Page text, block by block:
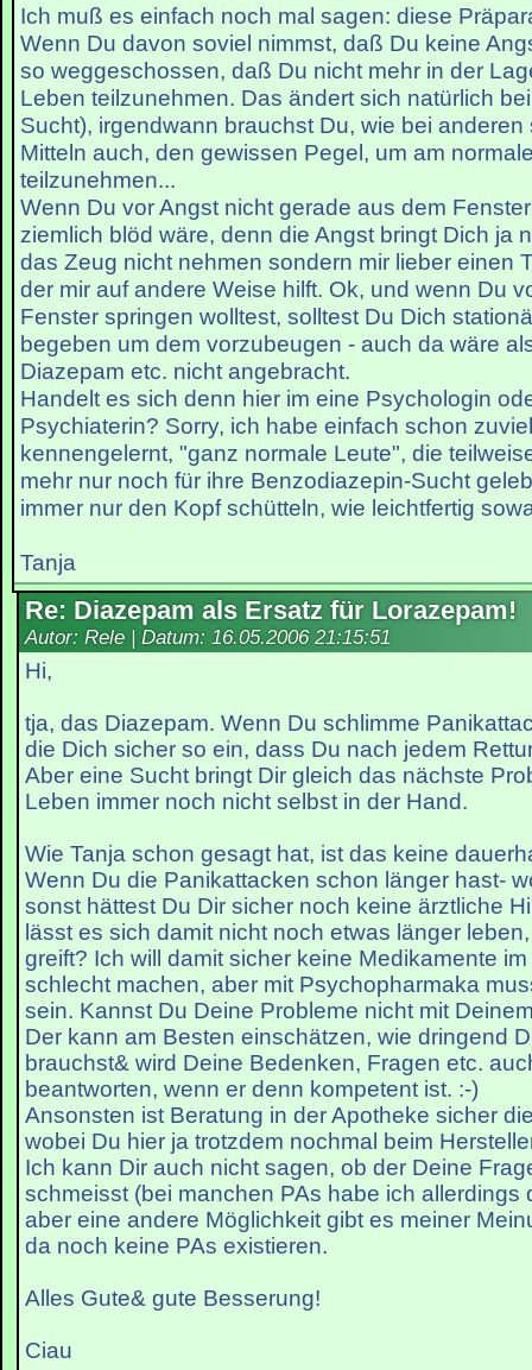
Ich muß es einfach noch mal sagen: diese
Wenn Du davon soviel nimmst, daß Du keine
so weggeschossen, daß Du nicht mehr in der
Leben teilzunehmen. Das ändert sich natürlich
Sucht), irgendwann brauchst Du, wie bei
Mitteln auch, den gewissen Pegel, um am
teilzunehmen...
Wenn Du vor Angst nicht gerade aus dem
ziemlich blöd wäre, denn die Angst bringt Dich ja
das Zeug nicht nehmen sondern mir lieber einen
der mir auf andere Weise hilft. Ok, und wenn Du
Fenster springen wolltest, solltest Du Dich
begeben um dem vorzubeugen - auch da wäre
Diazepam etc. nicht angebracht.
Handelt es sich denn hier im eine Psychologin
Psychiaterin? Sorry, ich habe einfach schon
kennengelernt, "ganz normale Leute", die
mehr nur noch für ihre Benzodiazepin-Sucht
immer nur den Kopf schütteln, wie leichtfertig
Tanja
Re: Diazepam als Ersatz für Lorazepam!
Autor: Rele | Datum: 16.05.2006 21:15:51
Hi,
tja, das Diazepam. Wenn Du schlimme
die Dich sicher so ein, dass Du nach jedem
Aber eine Sucht bringt Dir gleich das nächste
Leben immer noch nicht selbst in der Hand.
Wie Tanja schon gesagt hat, ist das keine
Wenn Du die Panikattacken schon länger hast-
sonst hättest Du Dir sicher noch keine ärztliche
lässt es sich damit nicht noch etwas länger
greift? Ich will damit sicher keine Medikamente
schlecht machen, aber mit Psychopharmaka
sein. Kannst Du Deine Probleme nicht mit
Der kann am Besten einschätzen, wie dringend
brauchst& wird Deine Bedenken, Fragen etc.
beantworten, wenn er denn kompetent ist. :-)
Ansonsten ist Beratung in der Apotheke sicher
wobei Du hier ja trotzdem nochmal beim
Ich kann Dir auch nicht sagen, ob der Deine
schmeisst (bei manchen PAs habe ich allerdings
aber eine andere Möglichkeit gibt es meiner
da noch keine PAs existieren.
Alles Gute& gute Besserung!
Ciau